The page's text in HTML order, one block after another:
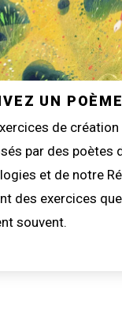
UN POÈME
de
par des poètes
et de notre
des exercices
souvent.